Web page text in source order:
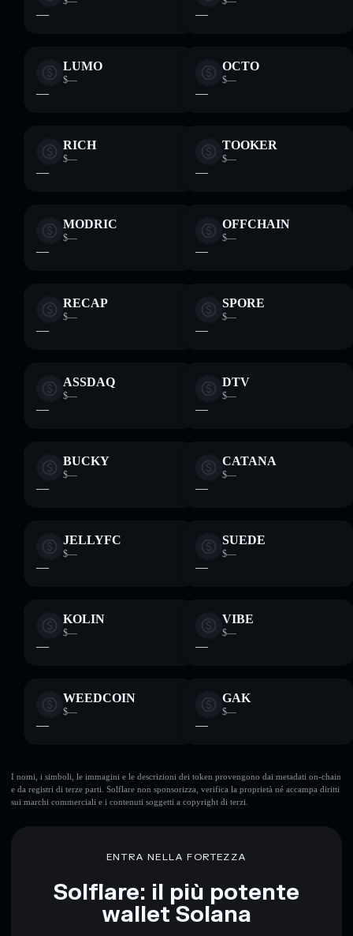
— —
LUMO
$—
—
OCTO
$—
—
RICH
$—
—
TOOKER
$—
—
MODRIC
$—
—
OFFCHAIN
$—
—
RECAP
$—
—
SPORE
$—
—
ASSDAQ
$—
—
DTV
$—
—
BUCKY
$—
—
CATANA
$—
—
JELLYFC
$—
—
SUEDE
$—
—
KOLIN
$—
—
VIBE
$—
—
WEEDCOIN
$—
—
GAK
$—
—
I nomi, i simboli, le immagini e le descrizioni dei token provengono dai metadati on-chain
e da registri di terze parti. Solflare non sponsorizza, verifica la proprietà né accampa diritti
sui marchi commerciali e i contenuti soggetti a copyright di terzi.
ENTRA NELLA FORTEZZA
Solflare: il più potente
wallet Solana